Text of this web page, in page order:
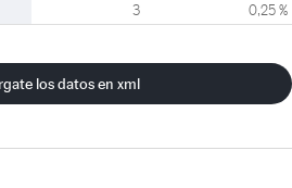
3 0,25 %
los datos en xml